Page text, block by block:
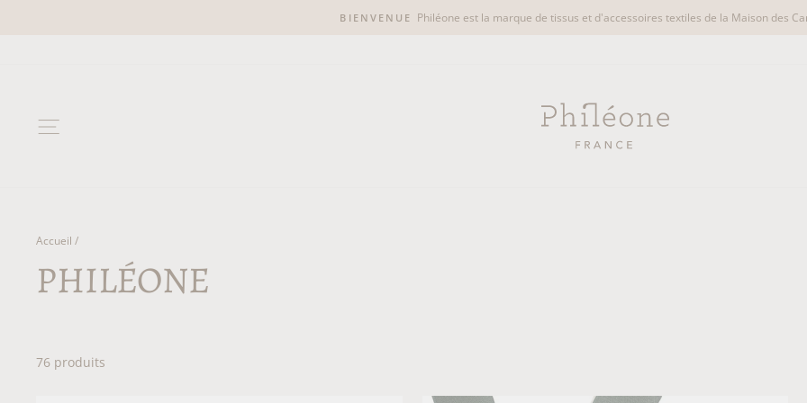
BIENVENUE Philéone est la marque de tissus et d'accessoires textiles de la Maison des
Accueil /
PHILÉONE
76 produits